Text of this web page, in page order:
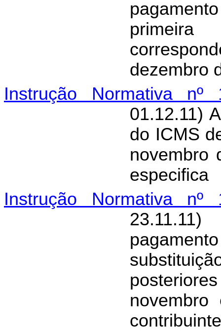
dezembro
Instrução Normativa nº
01.12.11)
do ICMS
novembro
especifica
Instrução Normativa nº
23.11.11)